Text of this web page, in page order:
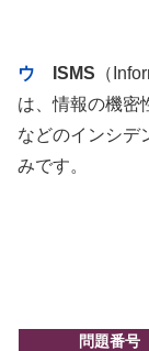
ウ ISMS （
は、情報の機密
などのインシデ
みです。
問題番号